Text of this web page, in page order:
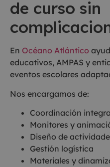
de curso sin
En Océano Atlántico
educativos, AMPAS y
eventos escolares
Nos encargamos de:
Coordinación
Monitores y
Diseño de
Gestión logística
Materiales y